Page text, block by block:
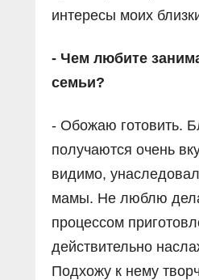
интересы моих
- Чем любите
семьи?
- Обожаю готовить.
получаются очень
видимо,
мамы. Не люблю
процессом
действительно
Подхожу к нему